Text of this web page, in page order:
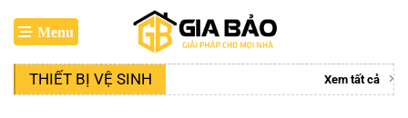
qua
dungTHIẾT BỊ VỆ SINH Xem tất cả